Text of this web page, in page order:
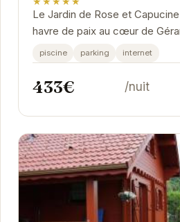
Le Jardin de Rose et
havre de paix au cœur de
piscine privée et son jardin
piscine parking internet
433€ /nuit